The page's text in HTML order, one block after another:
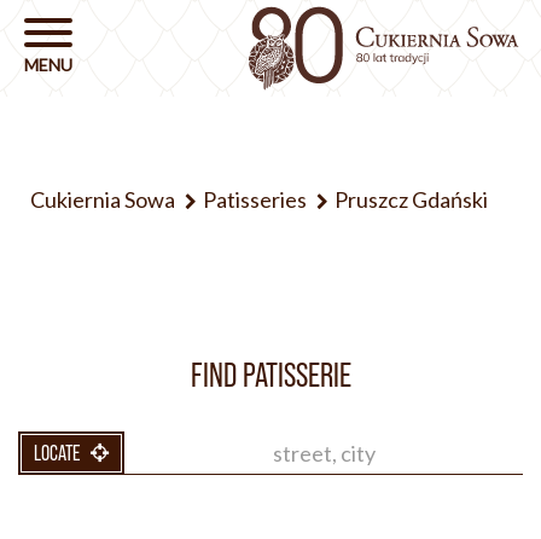
Cukiernia Sowa Patisseries Pruszcz Gdański
FIND PATISSERIE
LOCATE